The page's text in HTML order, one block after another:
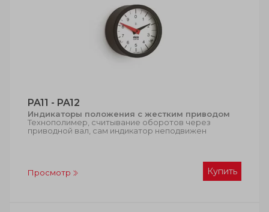
PA11 - PA12
Индикаторы положения с жестким приводом
Технополимер, считывание оборотов через
приводной вал, сам индикатор неподвижен
Просмотр Купить